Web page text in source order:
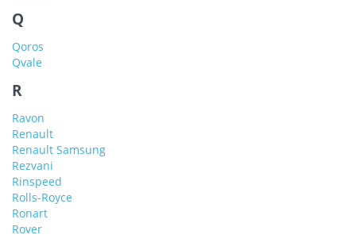
Q
Qoros
Qvale
R
Ravon
Renault
Renault Samsung
Rezvani
Rinspeed
Rolls-Royce
Ronart
Rover